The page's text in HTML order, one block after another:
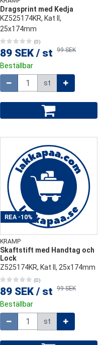
Dragsprint med Kedja
KZ525174KR, Kat ll,
25x174mm
(0)
89 SEK / st 99 SEK
Beställbar
st
REA -10%
KRAMP
Skaftstift med Handtag och
Lock
Z525174KR, Kat ll, 25x174mm
(0)
89 SEK / st 99 SEK
Beställbar
st